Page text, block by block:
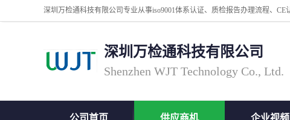
深圳万检通科技有限公司
Shenzhen WJT Technology Co., Ltd.
公司首页 供应商机 企业视频